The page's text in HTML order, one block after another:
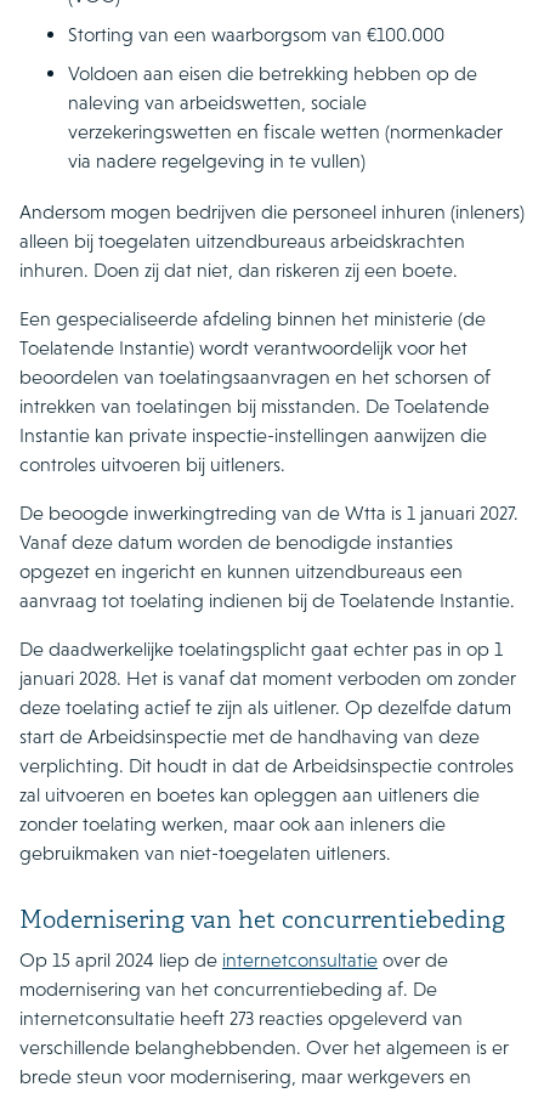
Storting van een waarborgsom van €100.000
Voldoen aan eisen die betrekking hebben op de
naleving van arbeidswetten, sociale
verzekeringswetten en fiscale wetten (normenkader
via nadere regelgeving in te vullen)
Andersom mogen bedrijven die personeel inhuren (inleners)
alleen bij toegelaten uitzendbureaus arbeidskrachten
inhuren. Doen zij dat niet, dan riskeren zij een boete.
Een gespecialiseerde afdeling binnen het ministerie (de
Toelatende Instantie) wordt verantwoordelijk voor het
beoordelen van toelatingsaanvragen en het schorsen of
intrekken van toelatingen bij misstanden. De Toelatende
Instantie kan private inspectie-instellingen aanwijzen die
controles uitvoeren bij uitleners.
De beoogde inwerkingtreding van de Wtta is 1 januari 2027.
Vanaf deze datum worden de benodigde instanties
opgezet en ingericht en kunnen uitzendbureaus een
aanvraag tot toelating indienen bij de Toelatende Instantie.
De daadwerkelijke toelatingsplicht gaat echter pas in op 1
januari 2028. Het is vanaf dat moment verboden om zonder
deze toelating actief te zijn als uitlener. Op dezelfde datum
start de Arbeidsinspectie met de handhaving van deze
verplichting. Dit houdt in dat de Arbeidsinspectie controles
zal uitvoeren en boetes kan opleggen aan uitleners die
zonder toelating werken, maar ook aan inleners die
gebruikmaken van niet-toegelaten uitleners.
Modernisering van het concurrentiebeding
Op 15 april 2024 liep de internetconsultatie over de
modernisering van het concurrentiebeding af. De
internetconsultatie heeft 273 reacties opgeleverd van
verschillende belanghebbenden. Over het algemeen is er
brede steun voor modernisering, maar werkgevers en